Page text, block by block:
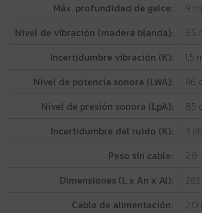
Máx. profundidad de galce:
9
Nivel de vibración (madera blanda):
3,5
Incertidumbre vibración (K):
1,5
Nivel de potencia sonora (LWA):
96
Nivel de presión sonora (LpA):
85
Incertidumbre del ruido (K):
3
Peso sin cable:
2,8
Dimensiones (L x An x Al):
Cable de alimentación:
2,0